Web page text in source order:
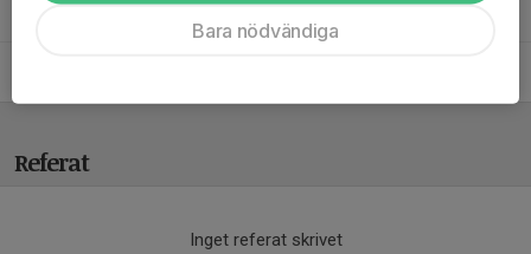
Markus ÖjeboLedare P2016
Referat
Inget referat skrivet
Bara nödvändiga